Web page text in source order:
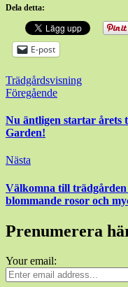
Dela detta:
E-post
Trädgårdsvisning
Inläggsnavigering
Föregående
Nu äntligen startar årets
Garden!
Nästa
Välkomna till trädgården
blommande rosor och
Prenumerera
Your email: